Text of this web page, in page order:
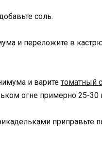
соль.
и переложите в
и варите томатный
огне примерно 25-30